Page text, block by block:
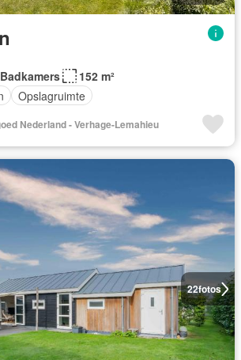
152 m²
Opslagruimte
Nederland - Verhage-Lemahieu
22fotos